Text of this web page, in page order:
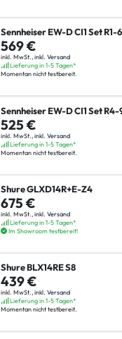
Sennheiser EW-D CI1 Set R1-6
569 €
inkl. MwSt.,inkl. Versand
Lieferung in 1-5 Tagen*
Momentan nicht testbereit.
Sennheiser EW-D CI1 Set R4-
525 €
inkl. MwSt., inkl. Versand
Lieferung in 1-5 Tagen*
Momentan nicht testbereit.
Shure GLXD14R+E-Z4
675 €
inkl. MwSt., inkl. Versand
Lieferung in 1-5 Tagen*
Im Showroom testbereit!
Shure BLX14RE S8
439 €
inkl. MwSt.,inkl. Versand
Lieferung in 1-5 Tagen*
Momentan nicht testbereit.